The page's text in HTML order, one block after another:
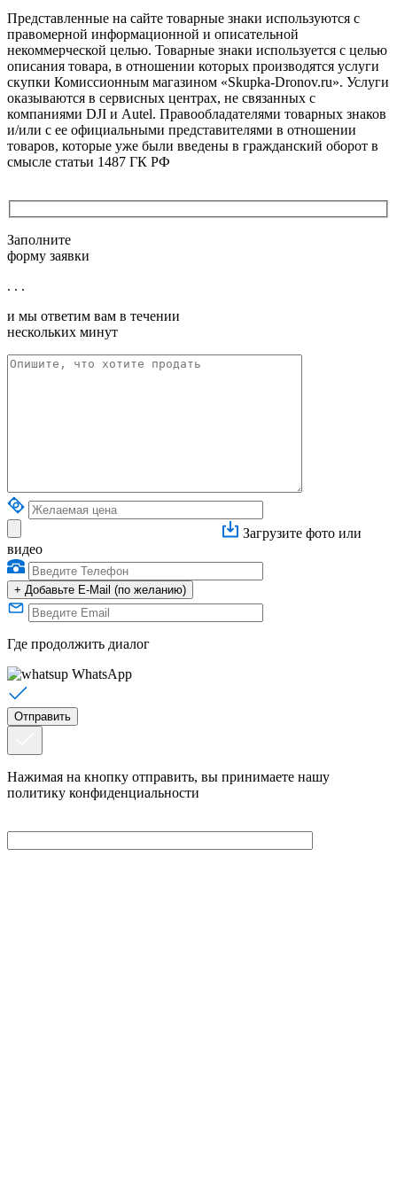
Представленные на сайте товарные знаки используются с
правомерной информационной и описательной
некоммерческой целью. Товарные знаки используется с целью
описания товара, в отношении которых производятся услуги
скупки Комиссионным магазином «Skupka-Dronov.ru». Услуги
оказываются в сервисных центрах, не связанных с
компаниями DJI и Autel. Правообладателями товарных знаков
и/или с ее официальными представителями в отношении
товаров, которые уже были введены в гражданский оборот в
смысле статьи 1487 ГК РФ
Заполните
форму заявки
. . .
и мы ответим вам в течении
нескольких минут
Загрузите фото или
видео
+ Добавьте E-Mail (по желанию)
Где продолжить диалог
WhatsApp
Нажимая на кнопку отправить, вы принимаете нашу
политику конфиденциальности